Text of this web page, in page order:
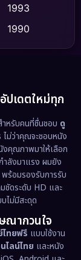
(10)
(62)
(13)
(5)
(94)
(1,513)
(17)
(61)
1993
1990
1986
1974
ปเดตใหม่ทุก
หรับคนที่ชื่นชอบ ดู
ม่ว่าคุณจะชอบหนัง
คุณภาพมาให้เลือก
ำลังมาแรง ผมยัง
ร้อมรองรับการรับ
ชัดระดับ HD และ
ไม่มีสะดุด
ณากวนใจ
ทยฟรี แบบใช้งาน
ไลน์ไทย และหนัง